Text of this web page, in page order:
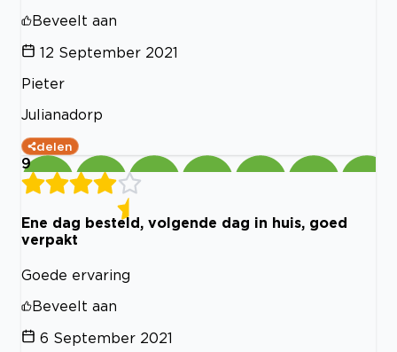
Beveelt aan
12 September 2021
Pieter
Julianadorp
delen
9
Ene dag besteld, volgende dag in huis, goed
verpakt
Goede ervaring
Beveelt aan
6 September 2021